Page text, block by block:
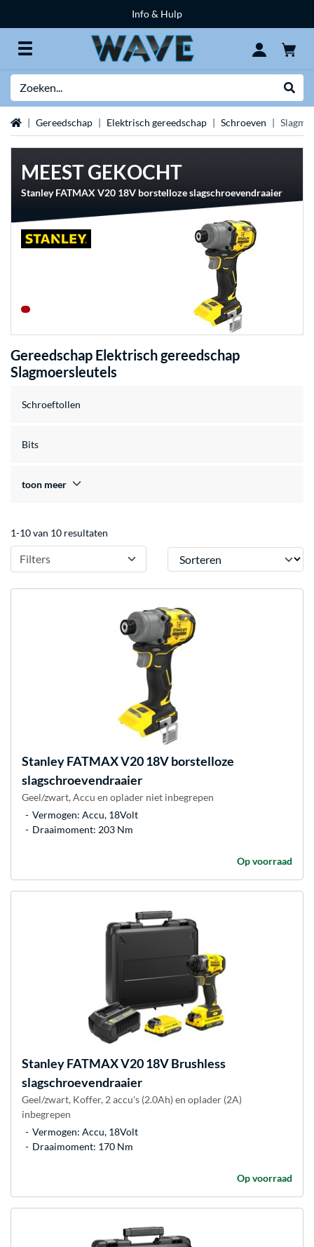
Info & Hulp
HomeGereedschap Elektrisch gereedschap Schroeven
MEEST GEKOCHT
Stanley FATMAX V20 18V borstelloze slagschroevendraaier
Gereedschap Elektrisch gereedschap
Slagmoersleutels
Schroeftollen
Bits
toon meer
1-10 van 10 resultaten
Filters Sorteren
StanleyFATMAX V20 18V borstelloze
slagschroevendraaier
Geel/zwart, Accu en oplader niet inbegrepen
Vermogen: Accu, 18Volt
Draaimoment: 203 Nm
Op voorraad
StanleyFATMAX V20 18V Brushless
slagschroevendraaier
Geel/zwart, Koffer, 2 accu's (2.0Ah) en oplader (2A)
inbegrepen
Vermogen: Accu, 18Volt
Draaimoment: 170 Nm
Op voorraad